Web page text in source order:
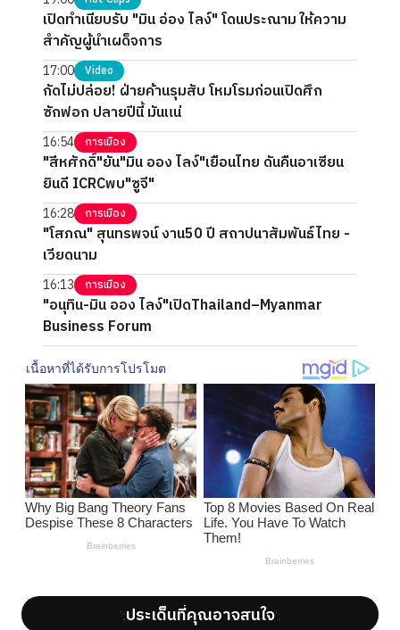
เปิดทำเนียบรับ "มิน อ่อง ไลง์" โดนประณาม ให้ความ
สำคัญผู้นำเผด็จการ
17:00 Video
กัดไม่ปล่อย! ฝ่ายค้านรุมสับ โหมโรมก่อนเปิดศึก
ซักฟอก ปลายปีนี้ มันแน่
16:54 การเมือง
"สีหศักดิ์"ยัน"มิน ออง ไลง์"เยือนไทย ดันคืนอาเซียน
ยินดี ICRCพบ"ซูจี"
16:28 การเมือง
"โสภณ" สุนทรพจน์ งาน50 ปี สถาปนาสัมพันธ์ไทย -
เวียดนาม
16:13 การเมือง
"อนุทิน-มิน ออง ไลง์"เปิดThailand–Myanmar
Business Forum
';ประเด็นที่คุณอาจสนใจ';